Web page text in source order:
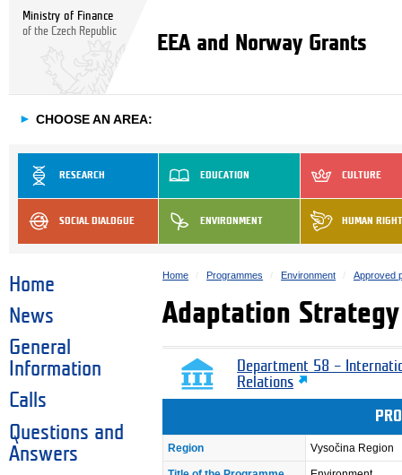
Ministry of Finance
of the Czech Republic
EEA and Norway Grants
► CHOOSE AN AREA:
RESEARCH EDUCATION CULTURE
SOCIAL DIALOGUE ENVIRONMENT HUMAN
Home
News
General
Information
Calls
Questions and
Answers
Home Programmes Environment Approved
Adaptation
Department 58 –
Relations
Region Vysočina Region